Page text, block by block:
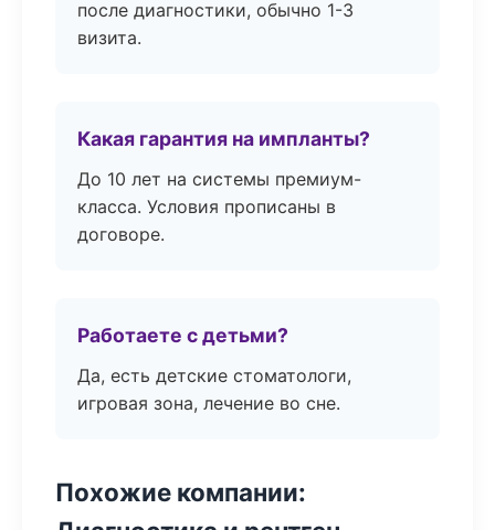
после диагностики, обычно 1-3
визита.
Какая гарантия на импланты?
До 10 лет на системы премиум-
класса. Условия прописаны в
договоре.
Работаете с детьми?
Да, есть детские стоматологи,
игровая зона, лечение во сне.
Похожие компании: